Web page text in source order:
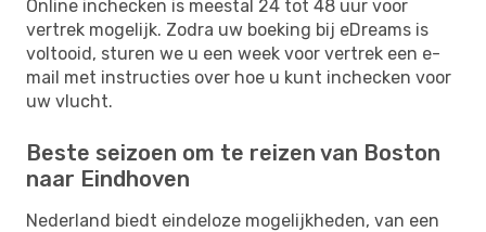
Online inchecken is meestal 24 tot 48 uur voor
vertrek mogelijk. Zodra uw boeking bij eDreams is
voltooid, sturen we u een week voor vertrek een e-
mail met instructies over hoe u kunt inchecken voor
uw vlucht.
Beste seizoen om te reizen van Boston
naar Eindhoven
Nederland biedt eindeloze mogelijkheden, van een